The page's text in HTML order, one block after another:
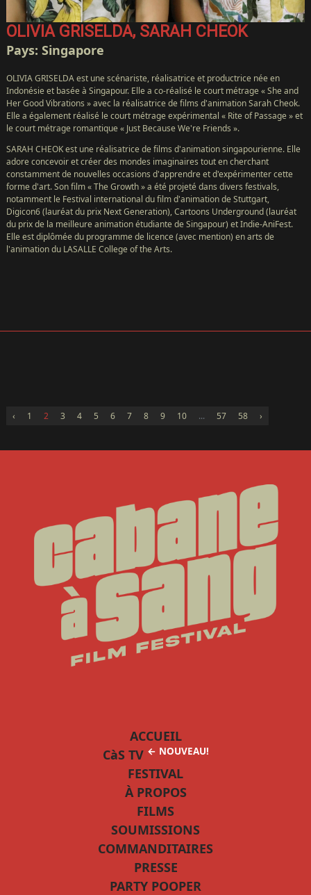
OLIVIA GRISELDA, SARAH CHEOK
Pays: Singapore
OLIVIA GRISELDA est une scénariste, réalisatrice et productrice née en
Indonésie et basée à Singapour. Elle a co-réalisé le court métrage « She and
Her Good Vibrations » avec la réalisatrice de films d'animation Sarah Cheok.
Elle a également réalisé le court métrage expérimental « Rite of Passage » et
le court métrage romantique « Just Because We're Friends ».
SARAH CHEOK est une réalisatrice de films d'animation singapourienne. Elle
adore concevoir et créer des mondes imaginaires tout en cherchant
constamment de nouvelles occasions d'apprendre et d'expérimenter cette
forme d'art. Son film « The Growth » a été projeté dans divers festivals,
notamment le Festival international du film d'animation de Stuttgart,
Digicon6 (lauréat du prix Next Generation), Cartoons Underground (lauréat
du prix de la meilleure animation étudiante de Singapour) et Indie-AniFest.
Elle est diplômée du programme de licence (avec mention) en arts de
l'animation du LASALLE College of the Arts.
‹ 1 2 3 4 5 6 7 8 9 10 ... 57 58 ›
ACCUEIL
CàS TV ← NOUVEAU!
FESTIVAL
À PROPOS
FILMS
SOUMISSIONS
COMMANDITAIRES
PRESSE
PARTY POOPER